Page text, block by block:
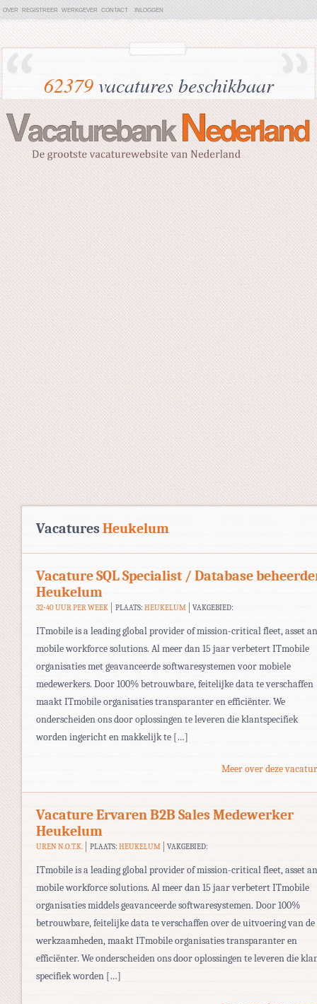
OVER REGISTREER WERKGEVER CONTACT INLOGGEN
62379vacatures beschikbaar
VacaturesHeukelum
Vacature SQL Specialist / Database
Heukelum
32-40 UUR PER WEEK PLAATS: HEUKELUM VAKGEBIED:
ITmobile is a leading global provider of mission-critical fleet, asset
mobile workforce solutions. Al meer dan 15 jaar verbetert ITmobile
organisaties met geavanceerde softwaresystemen voor mobiele
medewerkers. Door 100% betrouwbare, feitelijke data te verschaffen
maakt ITmobile organisaties transparanter en efficiënter. We
onderscheiden ons door oplossingen te leveren die klantspecifiek
worden ingericht en makkelijk te […]
Meer over deze
Vacature Ervaren B2B Sales Medewerker
Heukelum
UREN N.O.T.K. PLAATS: HEUKELUM VAKGEBIED:
ITmobile is a leading global provider of mission-critical fleet, asset
mobile workforce solutions. Al meer dan 15 jaar verbetert ITmobile
organisaties middels geavanceerde softwaresystemen. Door 100%
betrouwbare, feitelijke data te verschaffen over de uitvoering van de
werkzaamheden, maakt ITmobile organisaties transparanter en
efficiënter. We onderscheiden ons door oplossingen te leveren die
specifiek worden […]